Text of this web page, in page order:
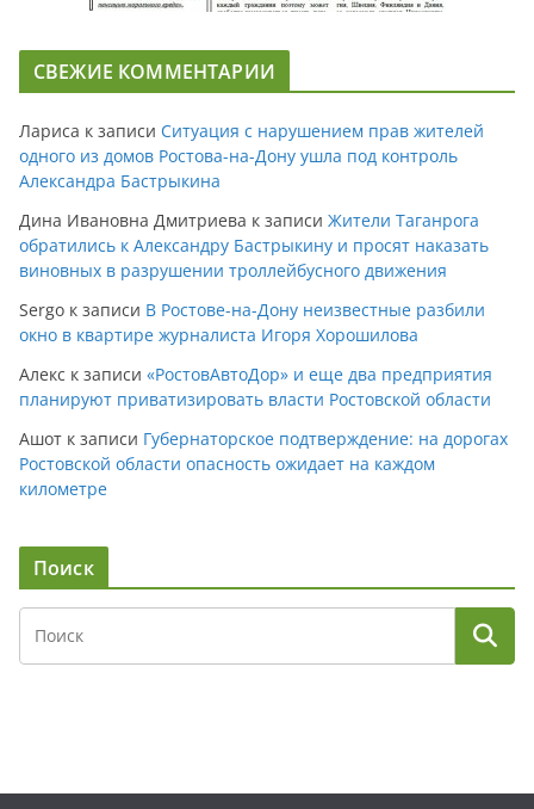
СВЕЖИЕ КОММЕНТАРИИ
Лариса к записи Ситуация с нарушением прав жителей
одного из домов Ростова-на-Дону ушла под контроль
Александра Бастрыкина
Дина Ивановна Дмитриева к записи Жители Таганрога
обратились к Александру Бастрыкину и просят наказать
виновных в разрушении троллейбусного движения
Sergo к записи В Ростове-на-Дону неизвестные разбили
окно в квартире журналиста Игоря Хорошилова
Алекс к записи «РостовАвтоДор» и еще два предприятия
планируют приватизировать власти Ростовской области
Ашот к записи Губернаторское подтверждение: на дорогах
Ростовской области опасность ожидает на каждом
километре
Поиск